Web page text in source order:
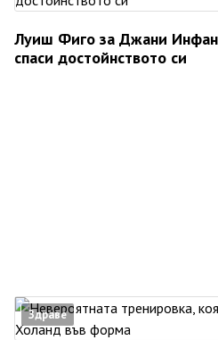
Луиш Фиго за Джани
спаси достойнството си
Здраве